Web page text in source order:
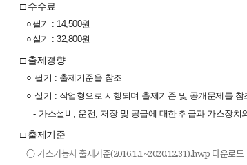
□ 수수료
○ 필기 : 14,500원
○ 실기 : 32,800원
□ 출제경향
○ 필기 : 출제기준을 참조
○ 실기 : 작업형으로 시행되며 출제기준 및 공개문제를 참
- 가스설비, 운전, 저장 및 공급에 대한 취급과 가스장
□ 출제기준
○ 가스기능사 출제기준(2016.1.1~2020.12.31).hwp 다운로드